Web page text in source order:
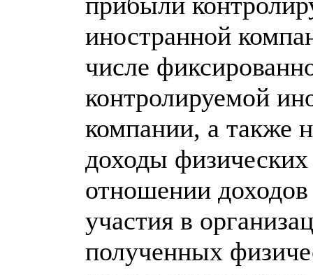
иностранной
числе
контролируемой
компании, а также
доходы
отношении доходов
участия в
полученных